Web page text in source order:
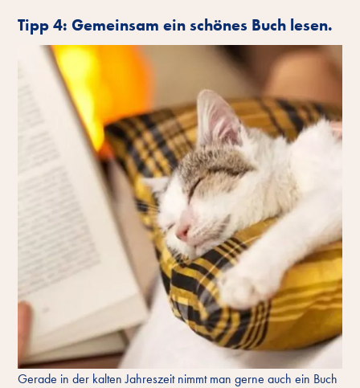
Tipp 4: Gemeinsam ein schönes Buch lesen.
Gerade in der kalten Jahreszeit nimmt man gerne auch ein Buch